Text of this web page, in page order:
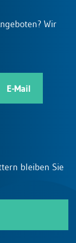
Wir
E-Mail
bleiben Sie